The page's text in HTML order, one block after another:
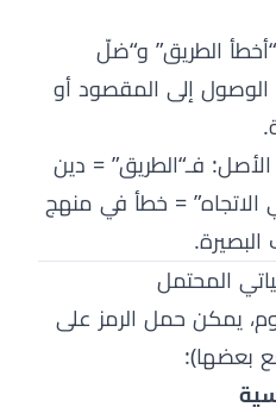
الطريق” و“ضلّ
الوصول إلى المقصود أو
فـ“الطريق” = دين
الاتجاه” = خطأ في منهج
البصيرة.
المحتمل
يمكن حمل الرمز على
بعضها):